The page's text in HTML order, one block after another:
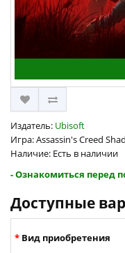
Издатель: Ubisoft
Игра: Assassin's Creed
Наличие: Есть в наличии
- Ознакомиться перед
Доступные
Вид приобретения